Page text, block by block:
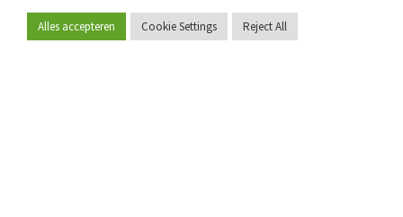
Word lid
Alles accepteren Cookie Settings Reject All